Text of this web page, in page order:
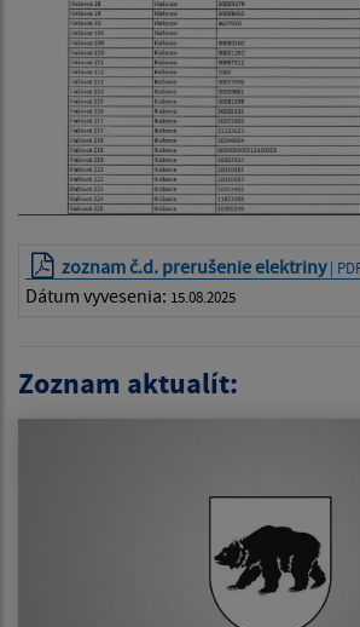
zoznam č.d. prerušenie elektriny|
Dátum vyvesenia: 15.08.2025
Zoznam aktualít: